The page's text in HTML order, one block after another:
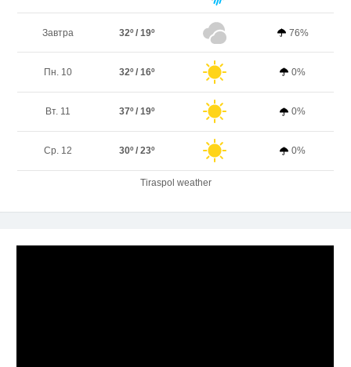
Завтра 32º / 19º 76%
Пн. 10 32º / 16º 0%
Вт. 11 37º / 19º 0%
Ср. 12 30º / 23º 0%
Tiraspol weather